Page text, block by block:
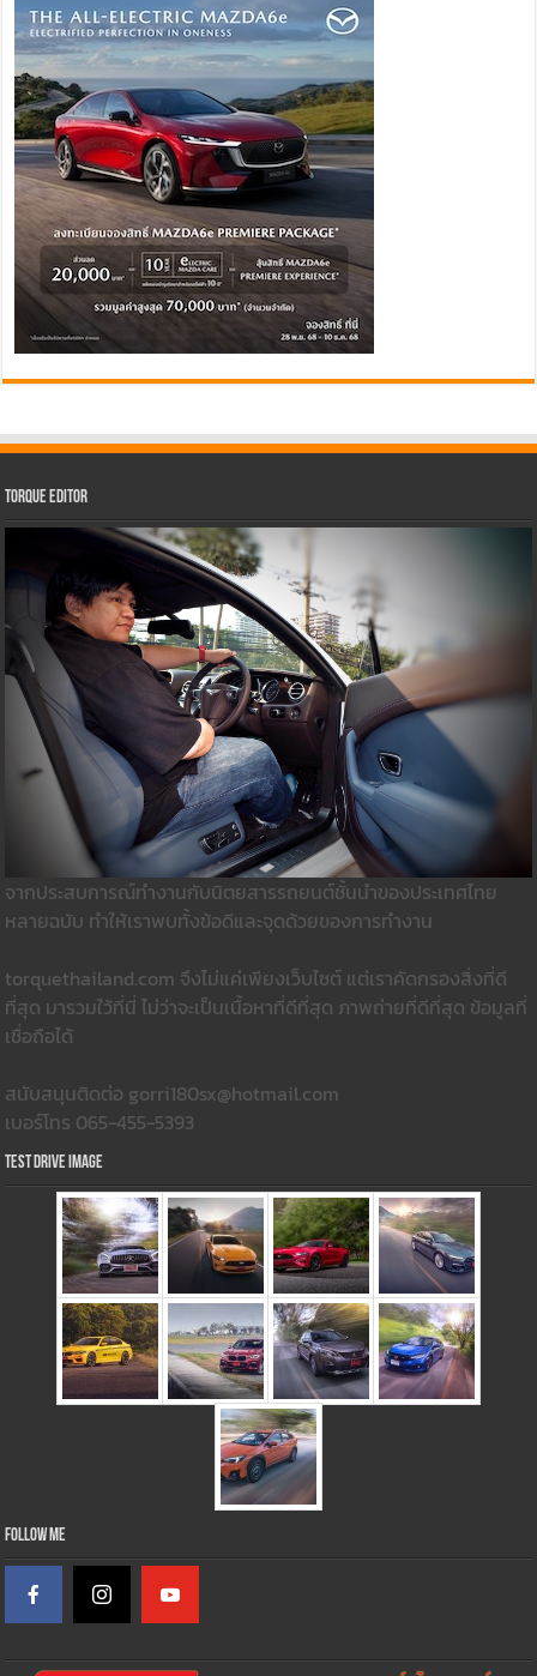
Torque Editor
จากประสบการณ์ทำงานกับนิตยสารรถยนต์ชั้นนำของประเทศไทย
หลายฉบับ ทำให้เราพบทั้งข้อดีและจุดด้วยของการทำงาน
torquethailand.com จึงไม่แค่เพียงเว็บไซต์ แต่เราคัดกรองสิ่งที่ดี
ที่สุด มารวมใว้ที่นี่ ไม่ว่าจะเป็นเนื้อหาที่ดีที่สุด ภาพถ่ายที่ดีที่สุด ข้อมูลที่
เชื่อถือได้
สนับสนุนติดต่อ gorri180sx@hotmail.com
เบอร์โทร 065-455-5393
Test Drive Image
Follow Me